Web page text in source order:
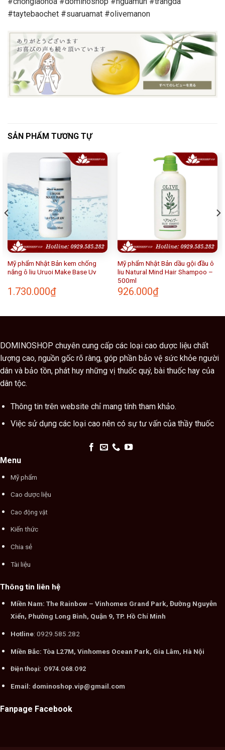
#taytebaochet #suaruamat #olivemanon
SẢN PHẨM TƯƠNG TỰ
Mỹ phẩm Nhật Bản kem chống
nắng ô liu Uruoi Make Base Uv
1.730.000₫
Mỹ phẩm Nhật Bản dầu gội đầu ô
liu Natural Mind Hair Shampoo –
500ml
926.000₫
DOMINOSHOP chuyên cung cấp các loại cao dược liệu chất
lượng cao, nguồn gốc rõ ràng, góp phần bảo vệ sức khỏe người
dân và bảo tồn, phát huy những vị thuốc quý, bài thuốc hay của
dân tộc.
Thông tin trên website chỉ mang tính tham khảo.
Việc sử dụng các loại cao nên có sự tư vấn của thầy thuốc
Menu
Mỹ phẩm
Cao dược liệu
Cao động vật
Kiến thức
Chia sẻ
Tài liệu
Thông tin liên hệ
Miền Nam: The Rainbow – Vinhomes Grand Park, Đường Nguyễn
Xiển, Phường Long Bình, Quận 9, TP. Hồ Chí Minh
Hotline: 0929.585.282
Miền Bắc: Tòa L27M, Vinhomes Ocean Park, Gia Lâm, Hà Nội
Điện thoại: O974.O68.O92
Email: dominoshop.vip@gmail.com
Fanpage Facebook